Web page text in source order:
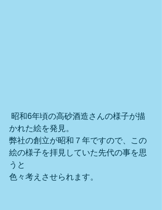
かれた絵を発見。
弊社の創立が昭和７年ですので、この
絵の様子を拝見していた先代の事を思
うと
色々考えさせられます。